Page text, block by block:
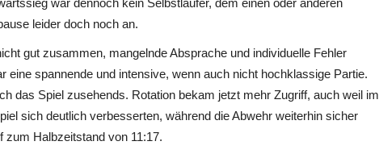
war dennoch kein Selbstläufer, dem einen oder anderen
leider doch noch an.
gut zusammen, mangelnde Absprache und individuelle Fehler
eine spannende und intensive, wenn auch nicht hochklassige Partie.
das Spiel zusehends. Rotation bekam jetzt mehr Zugriff, auch weil im
sich deutlich verbesserten, während die Abwehr weiterhin sicher
zum Halbzeitstand von 11:17.